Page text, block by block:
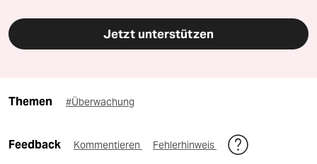
Jetzt unterstützen
Themen #Überwachung
Feedback Kommentieren Fehlerhinweis